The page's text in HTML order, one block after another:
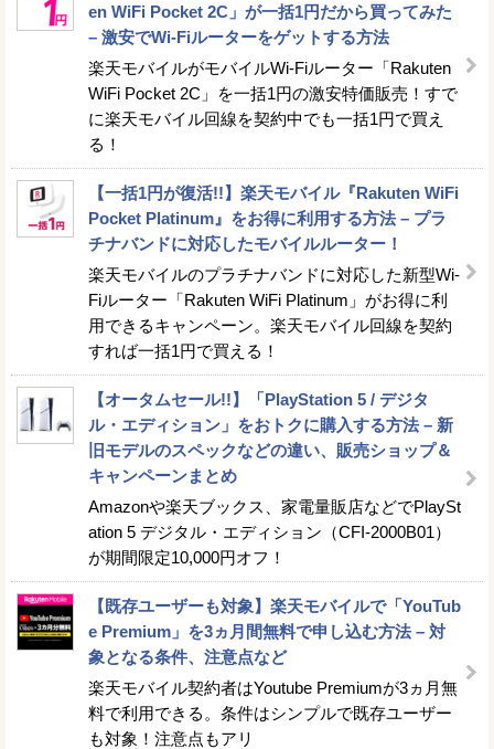
en WiFi Pocket 2C」が一括1円だから買ってみた
– 激安でWi-Fiルーターをゲットする方法
楽天モバイルがモバイルWi-Fiルーター「Rakuten
WiFi Pocket 2C」を一括1円の激安特価販売！すで
に楽天モバイル回線を契約中でも一括1円で買え
る！
【一括1円が復活!!】楽天モバイル『Rakuten WiFi
Pocket Platinum』をお得に利用する方法 – プラ
チナバンドに対応したモバイルルーター！
楽天モバイルのプラチナバンドに対応した新型Wi-
Fiルーター「Rakuten WiFi Platinum」がお得に利
用できるキャンペーン。楽天モバイル回線を契約
すれば一括1円で買える！
【オータムセール!!】「PlayStation 5 / デジタ
ル・エディション」をおトクに購入する方法 – 新
旧モデルのスペックなどの違い、販売ショップ＆
キャンペーンまとめ
Amazonや楽天ブックス、家電量販店などでPlaySt
ation 5 デジタル・エディション（CFI-2000B01）
が期間限定10,000円オフ！
【既存ユーザーも対象】楽天モバイルで「YouTub
e Premium」を3ヵ月間無料で申し込む方法 – 対
象となる条件、注意点など
楽天モバイル契約者はYoutube Premiumが3ヵ月無
料で利用できる。条件はシンプルで既存ユーザー
も対象！注意点もアリ